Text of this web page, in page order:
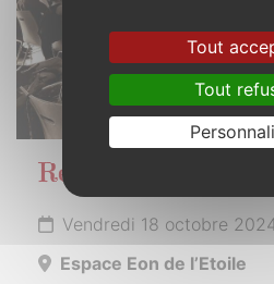
Réunion publique
Vendredi 18 octobre
Espace Eon de l’Etoile
Tout
Tout